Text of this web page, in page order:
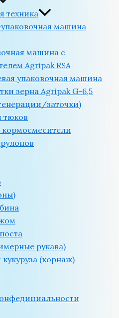
техника
машина
машина с
Agripak RSA
упаковочная машина
зерна Agripak G-6,5
заточки)
тюков
рукава)
(корнаж)